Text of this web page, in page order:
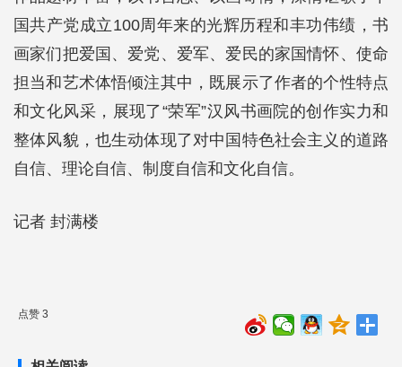
国共产党成立100周年来的光辉历程和丰功伟绩，书
画家们把爱国、爱党、爱军、爱民的家国情怀、使命
担当和艺术体悟倾注其中，既展示了作者的个性特点
和文化风采，展现了“荣军”汉风书画院的创作实力和
整体风貌，也生动体现了对中国特色社会主义的道路
自信、理论自信、制度自信和文化自信。
记者 封满楼
点赞 3